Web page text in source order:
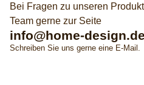
Bei Fragen zu unseren
Team gerne zur Seite
info@home-design.de
Schreiben Sie uns gerne eine E-Mail.